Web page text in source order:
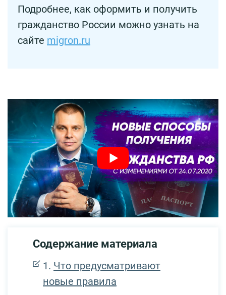
Подробнее, как оформить и получить
гражданство России можно узнать на
сайте migron.ru
Содержание материала
Что предусматривают
новые правила